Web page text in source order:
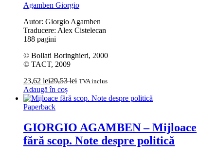
Agamben Giorgio
Autor: Giorgio Agamben
Traducere: Alex Cistelecan
188 pagini
© Bollati Boringhieri, 2000
© TACT, 2009
23,62 lei29,53lei TVA inclus
Adaugă în coș
Paperback
GIORGIO AGAMBEN – Mijloace
fără scop. Note despre politică